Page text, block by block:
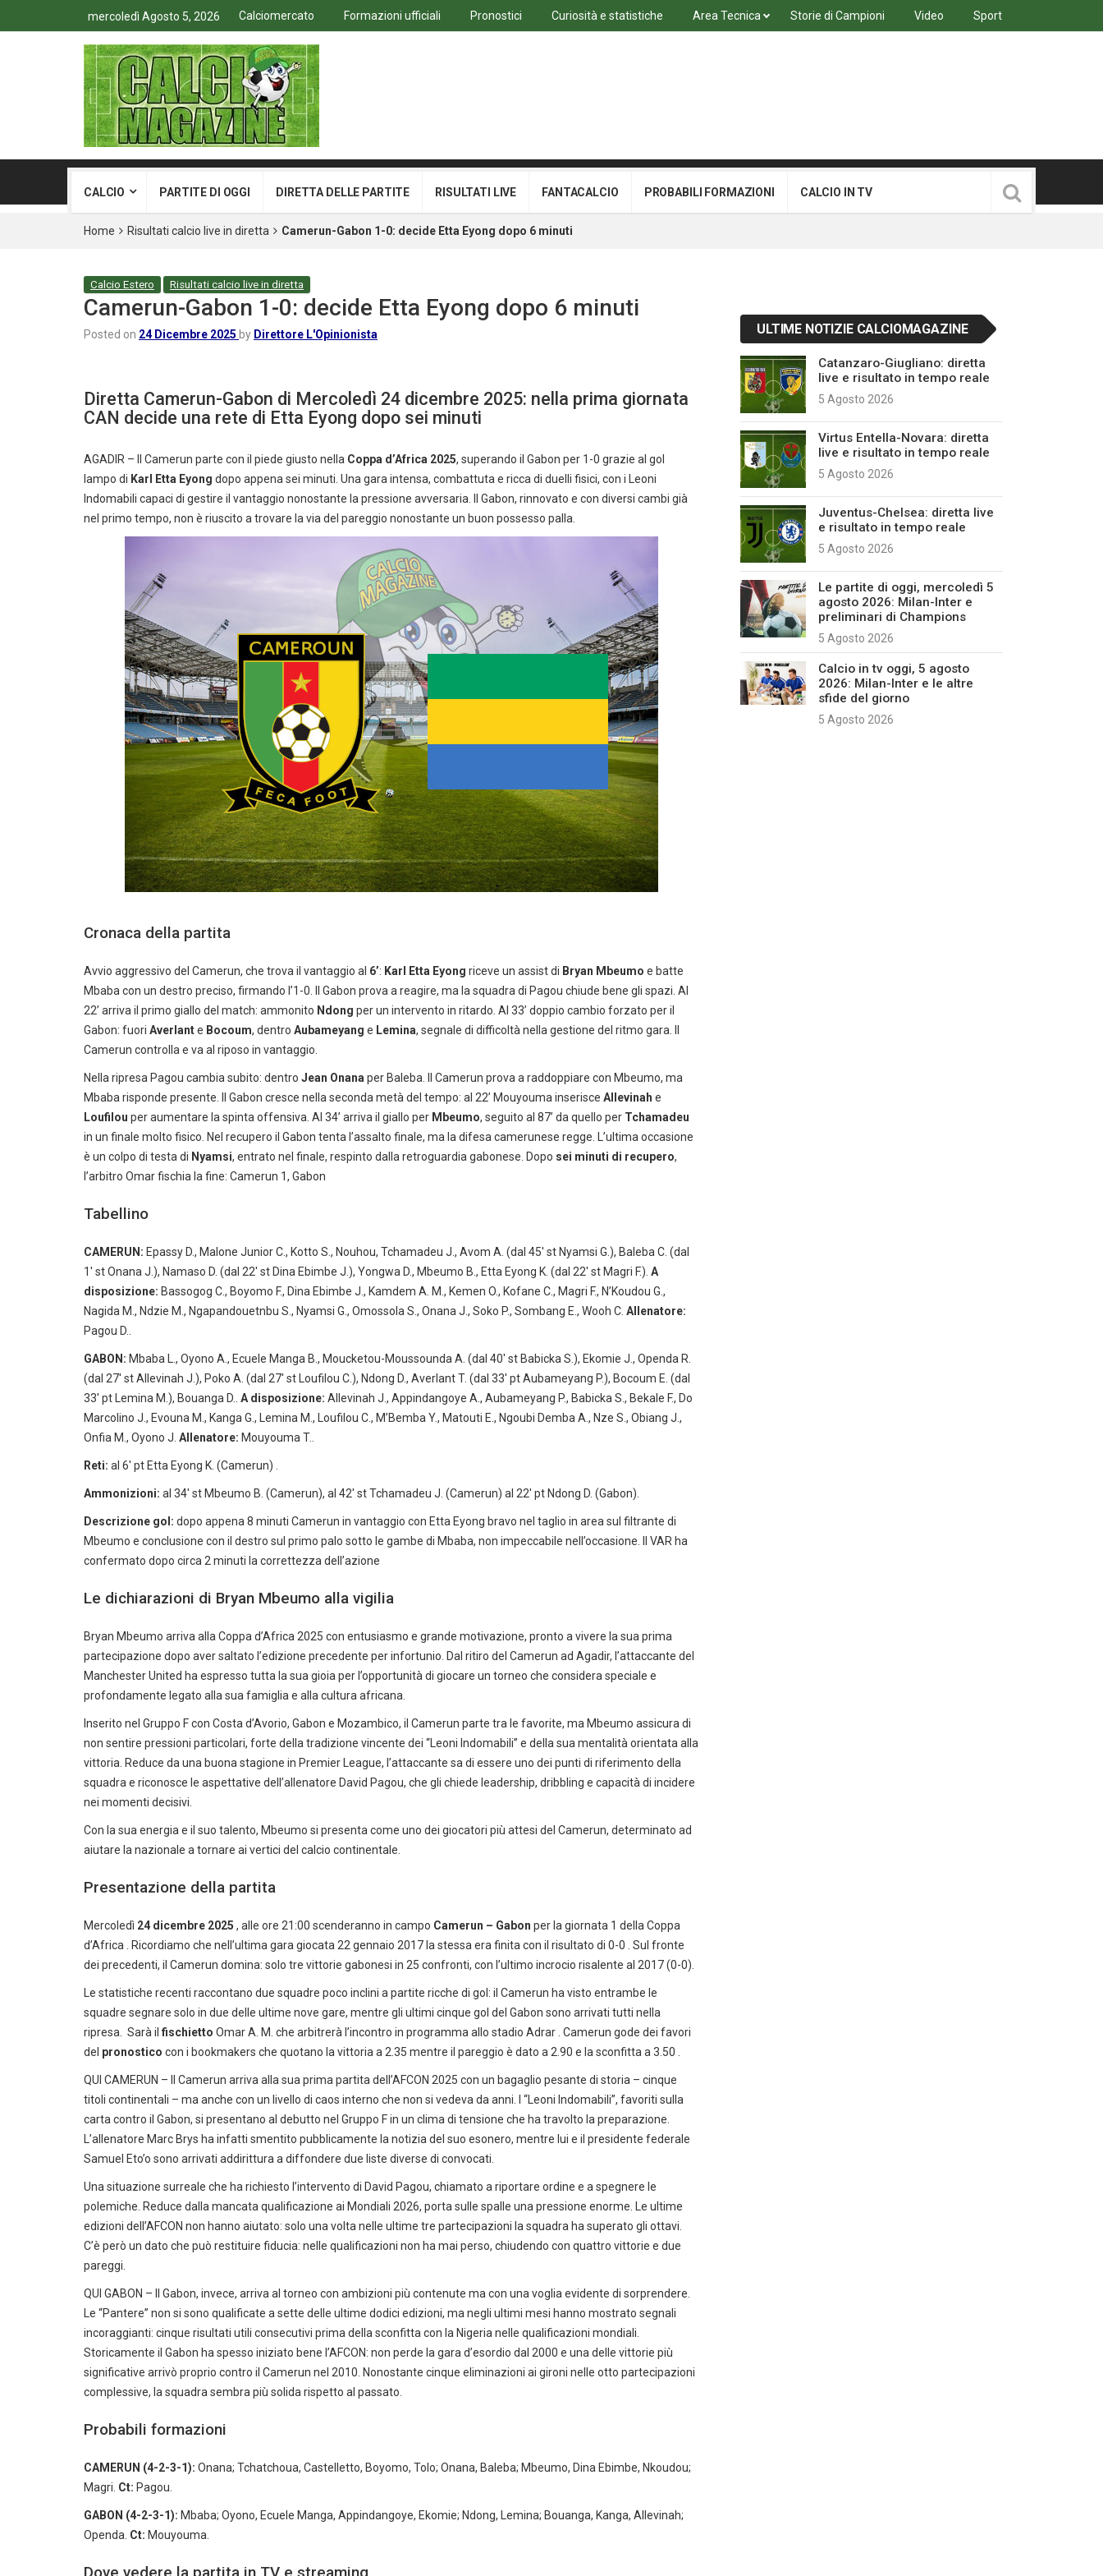
mercoledì Agosto 5, 2026 Calciomercato Formazioni ufficiali Pronostici Curiosità e statistiche Area Tecnica Storie di Campioni Video Sport
CALCIO PARTITE DI OGGI DIRETTA DELLE PARTITE RISULTATI LIVE FANTACALCIO PROBABILI FORMAZIONI CALCIO IN TV
Home Risultati calcio live in diretta Camerun-Gabon 1-0: decide Etta Eyong dopo 6 minuti
Calcio Estero Risultati calcio live in diretta
Camerun-Gabon 1-0: decide Etta Eyong dopo 6 minuti
Posted on 24 Dicembre 2025 by Direttore L'Opinionista
Diretta Camerun-Gabon di Mercoledì 24 dicembre 2025: nella prima giornata
CAN decide una rete di Etta Eyong dopo sei minuti
AGADIR – Il Camerun parte con il piede giusto nella Coppa d’Africa 2025, superando il Gabon per 1-0 grazie al gol
lampo di Karl Etta Eyong dopo appena sei minuti. Una gara intensa, combattuta e ricca di duelli fisici, con i Leoni
Indomabili capaci di gestire il vantaggio nonostante la pressione avversaria. Il Gabon, rinnovato e con diversi cambi già
nel primo tempo, non è riuscito a trovare la via del pareggio nonostante un buon possesso palla.
Cronaca della partita
Avvio aggressivo del Camerun, che trova il vantaggio al 6’: Karl Etta Eyong riceve un assist di Bryan Mbeumo e batte
Mbaba con un destro preciso, firmando l’1-0. Il Gabon prova a reagire, ma la squadra di Pagou chiude bene gli spazi. Al
22’ arriva il primo giallo del match: ammonito Ndong per un intervento in ritardo. Al 33’ doppio cambio forzato per il
Gabon: fuori Averlante Bocoum, dentro Aubameyang e Lemina, segnale di difficoltà nella gestione del ritmo gara. Il
Camerun controlla e va al riposo in vantaggio.
Nella ripresa Pagou cambia subito: dentro Jean Onana per Baleba. Il Camerun prova a raddoppiare con Mbeumo, ma
Mbaba risponde presente. Il Gabon cresce nella seconda metà del tempo: al 22’ Mouyouma inserisce Allevinah e
Loufilou per aumentare la spinta offensiva. Al 34’ arriva il giallo per Mbeumo, seguito al 87’ da quello per Tchamadeu
in un finale molto fisico. Nel recupero il Gabon tenta l’assalto finale, ma la difesa camerunese regge. L’ultima occasione
è un colpo di testa di Nyamsi, entrato nel finale, respinto dalla retroguardia gabonese. Dopo sei minuti di recupero,
l’arbitro Omar fischia la fine: Camerun 1, Gabon
Tabellino
CAMERUN: Epassy D., Malone Junior C., Kotto S., Nouhou, Tchamadeu J., Avom A. (dal 45′ st Nyamsi G.), Baleba C. (dal
1′ st Onana J.), Namaso D. (dal 22′ st Dina Ebimbe J.), Yongwa D., Mbeumo B., Etta Eyong K. (dal 22′ st Magri F.). A
disposizione: Bassogog C., Boyomo F., Dina Ebimbe J., Kamdem A. M., Kemen O., Kofane C., Magri F., N’Koudou G.,
Nagida M., Ndzie M., Ngapandouetnbu S., Nyamsi G., Omossola S., Onana J., Soko P., Sombang E., Wooh C. Allenatore:
Pagou D..
GABON: Mbaba L., Oyono A., Ecuele Manga B., Moucketou-Moussounda A. (dal 40′ st Babicka S.), Ekomie J., Openda R.
(dal 27′ st Allevinah J.), Poko A. (dal 27′ st Loufilou C.), Ndong D., Averlant T. (dal 33′ pt Aubameyang P.), Bocoum E. (dal
33′ pt Lemina M.), Bouanga D.. A disposizione: Allevinah J., Appindangoye A., Aubameyang P., Babicka S., Bekale F., Do
Marcolino J., Evouna M., Kanga G., Lemina M., Loufilou C., M’Bemba Y., Matouti E., Ngoubi Demba A., Nze S., Obiang J.,
Onfia M., Oyono J. Allenatore: Mouyouma T..
Reti: al 6′ pt Etta Eyong K. (Camerun) .
Ammonizioni: al 34′ st Mbeumo B. (Camerun), al 42′ st Tchamadeu J. (Camerun) al 22′ pt Ndong D. (Gabon).
Descrizione gol: dopo appena 8 minuti Camerun in vantaggio con Etta Eyong bravo nel taglio in area sul filtrante di
Mbeumo e conclusione con il destro sul primo palo sotto le gambe di Mbaba, non impeccabile nell’occasione. Il VAR ha
confermato dopo circa 2 minuti la correttezza dell’azione
Le dichiarazioni di Bryan Mbeumo alla vigilia
Bryan Mbeumo arriva alla Coppa d’Africa 2025 con entusiasmo e grande motivazione, pronto a vivere la sua prima
partecipazione dopo aver saltato l’edizione precedente per infortunio. Dal ritiro del Camerun ad Agadir, l’attaccante del
Manchester United ha espresso tutta la sua gioia per l’opportunità di giocare un torneo che considera speciale e
profondamente legato alla sua famiglia e alla cultura africana.
Inserito nel Gruppo F con Costa d’Avorio, Gabon e Mozambico, il Camerun parte tra le favorite, ma Mbeumo assicura di
non sentire pressioni particolari, forte della tradizione vincente dei “Leoni Indomabili” e della sua mentalità orientata alla
vittoria. Reduce da una buona stagione in Premier League, l’attaccante sa di essere uno dei punti di riferimento della
squadra e riconosce le aspettative dell’allenatore David Pagou, che gli chiede leadership, dribbling e capacità di incidere
nei momenti decisivi.
Con la sua energia e il suo talento, Mbeumo si presenta come uno dei giocatori più attesi del Camerun, determinato ad
aiutare la nazionale a tornare ai vertici del calcio continentale.
Presentazione della partita
Mercoledì 24 dicembre 2025 , alle ore 21:00 scenderanno in campo Camerun – Gabon per la giornata 1 della Coppa
d’Africa . Ricordiamo che nell’ultima gara giocata 22 gennaio 2017 la stessa era finita con il risultato di 0-0 . Sul fronte
dei precedenti, il Camerun domina: solo tre vittorie gabonesi in 25 confronti, con l’ultimo incrocio risalente al 2017 (0-0).
Le statistiche recenti raccontano due squadre poco inclini a partite ricche di gol: il Camerun ha visto entrambe le
squadre segnare solo in due delle ultime nove gare, mentre gli ultimi cinque gol del Gabon sono arrivati tutti nella
ripresa. Sarà il fischietto Omar A. M. che arbitrerà l’incontro in programma allo stadio Adrar . Camerun gode dei favori
del pronostico con i bookmakers che quotano la vittoria a 2.35 mentre il pareggio è dato a 2.90 e la sconfitta a 3.50 .
QUI CAMERUN – Il Camerun arriva alla sua prima partita dell’AFCON 2025 con un bagaglio pesante di storia – cinque
titoli continentali – ma anche con un livello di caos interno che non si vedeva da anni. I “Leoni Indomabili”, favoriti sulla
carta contro il Gabon, si presentano al debutto nel Gruppo F in un clima di tensione che ha travolto la preparazione.
L’allenatore Marc Brys ha infatti smentito pubblicamente la notizia del suo esonero, mentre lui e il presidente federale
Samuel Eto’o sono arrivati addirittura a diffondere due liste diverse di convocati.
Una situazione surreale che ha richiesto l’intervento di David Pagou, chiamato a riportare ordine e a spegnere le
polemiche. Reduce dalla mancata qualificazione ai Mondiali 2026, porta sulle spalle una pressione enorme. Le ultime
edizioni dell’AFCON non hanno aiutato: solo una volta nelle ultime tre partecipazioni la squadra ha superato gli ottavi.
C’è però un dato che può restituire fiducia: nelle qualificazioni non ha mai perso, chiudendo con quattro vittorie e due
pareggi.
QUI GABON – Il Gabon, invece, arriva al torneo con ambizioni più contenute ma con una voglia evidente di sorprendere.
Le “Pantere” non si sono qualificate a sette delle ultime dodici edizioni, ma negli ultimi mesi hanno mostrato segnali
incoraggianti: cinque risultati utili consecutivi prima della sconfitta con la Nigeria nelle qualificazioni mondiali.
Storicamente il Gabon ha spesso iniziato bene l’AFCON: non perde la gara d’esordio dal 2000 e una delle vittorie più
significative arrivò proprio contro il Camerun nel 2010. Nonostante cinque eliminazioni ai gironi nelle otto partecipazioni
complessive, la squadra sembra più solida rispetto al passato.
Probabili formazioni
CAMERUN (4-2-3-1): Onana; Tchatchoua, Castelletto, Boyomo, Tolo; Onana, Baleba; Mbeumo, Dina Ebimbe, Nkoudou;
Magri. Ct: Pagou.
GABON (4-2-3-1): Mbaba; Oyono, Ecuele Manga, Appindangoye, Ekomie; Ndong, Lemina; Bouanga, Kanga, Allevinah;
Openda. Ct: Mouyouma.
ULTIME NOTIZIE CALCIOMAGAZINE
Catanzaro-Giugliano: diretta
live e risultato in tempo reale
5 Agosto 2026
Virtus Entella-Novara: diretta
live e risultato in tempo reale
5 Agosto 2026
Juventus-Chelsea: diretta live
e risultato in tempo reale
5 Agosto 2026
Le partite di oggi, mercoledì 5
agosto 2026: Milan-Inter e
preliminari di Champions
5 Agosto 2026
Calcio in tv oggi, 5 agosto
2026: Milan-Inter e le altre
sfide del giorno
5 Agosto 2026